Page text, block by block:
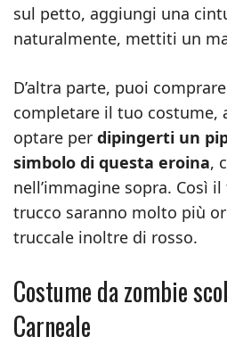
sul petto, aggiungi una
naturalmente, mettiti un
D’altra parte, puoi
completare il tuo costume,
optare per dipingerti un
simbolo di questa eroina,
nell’immagine sopra. Così
trucco saranno molto più
truccale inoltre di rosso.
Costume da zombie
Carneale